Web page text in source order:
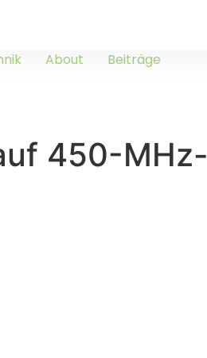
About Beiträge
450-MHz-